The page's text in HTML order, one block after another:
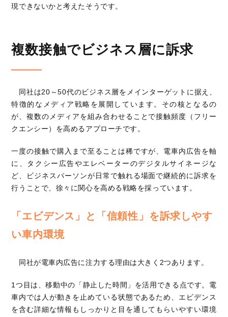
現できないかと考えたそうです。
複数接触でビジネス層に訴求
同社は20～50代のビジネス層をメインターゲットに据え、
特徴的なメディア戦略を展開しています。その核となるの
が、複数のメディアを組み合わせることで接触頻度（フリー
クエンシー）を高めるアプローチです。
一度の接触で購入まで至ることは稀ですが、電車内広告を軸
に、タクシー広告やエレベーターのデジタルサイネージな
ど、ビジネスパーソンが日常で触れる場面で継続的に訴求を
行うことで、徐々に関心を高める戦略を採っています。
「エビデンス」と「信頼性」を訴求しやす
い車内環境
同社が電車内広告に注力する理由は大きく2つあります。
1つ目は、移動中の「静止した時間」を活用できる点です。電
車内では人が動きを止めている状態であるため、エビデンス
を含む詳細な情報もしっかりと目を通してもらいやすい環境